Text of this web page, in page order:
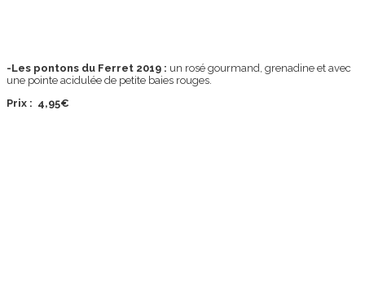
-Les pontons du Ferret 2019 : un rosé gourmand, grenadine et avec
une pointe acidulée de petite baies rouges.
Prix : 4,95€